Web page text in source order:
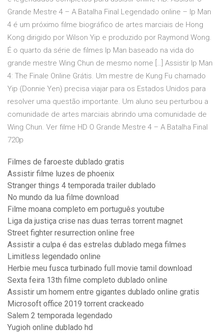
Grande Mestre 4 – A Batalha Final Legendado online – Ip Man
4 é um próximo filme biográfico de artes marciais de Hong
Kong dirigido por Wilson Yip e produzido por Raymond Wong.
É o quarto da série de filmes Ip Man baseado na vida do
grande mestre Wing Chun de mesmo nome […] Assistir Ip Man
4: The Finale Online Grátis. Um mestre de Kung Fu chamado
Yip (Donnie Yen) precisa viajar para os Estados Unidos para
resolver uma questão importante. Um aluno seu perturbou a
comunidade de artes marciais abrindo uma comunidade de
Wing Chun. Ver filme HD O Grande Mestre 4 – A Batalha Final
720p
Filmes de faroeste dublado gratis
Assistir filme luzes de phoenix
Stranger things 4 temporada trailer dublado
No mundo da lua filme download
Filme moana completo em português youtube
Liga da justiça crise nas duas terras torrent magnet
Street fighter resurrection online free
Assistir a culpa é das estrelas dublado mega filmes
Limitless legendado online
Herbie meu fusca turbinado full movie tamil download
Sexta feira 13th filme completo dublado online
Assistir um homem entre gigantes dublado online gratis
Microsoft office 2019 torrent crackeado
Salem 2 temporada legendado
Yugioh online dublado hd